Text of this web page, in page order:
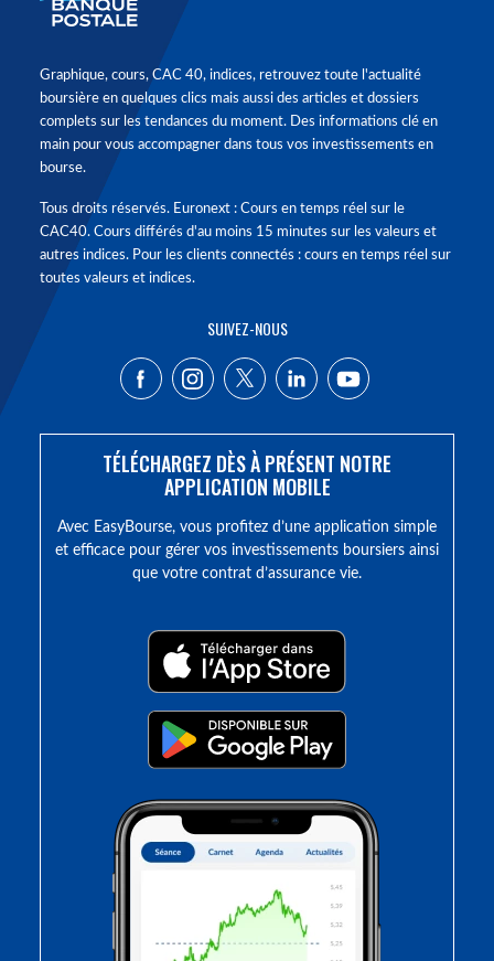
Graphique, cours, CAC 40, indices, retrouvez toute l'actualité
boursière en quelques clics mais aussi des articles et dossiers
complets sur les tendances du moment. Des informations clé en
main pour vous accompagner dans tous vos investissements en
bourse.
Tous droits réservés. Euronext : Cours en temps réel sur le
CAC40. Cours différés d'au moins 15 minutes sur les valeurs et
autres indices. Pour les clients connectés : cours en temps réel sur
toutes valeurs et indices.
SUIVEZ-NOUS
TÉLÉCHARGEZ DÈS À PRÉSENT NOTRE
APPLICATION MOBILE
Avec EasyBourse, vous profitez d’une application simple
et efficace pour gérer vos investissements boursiers ainsi
que votre contrat d’assurance vie.